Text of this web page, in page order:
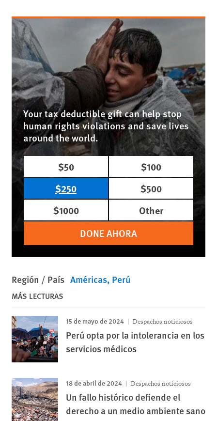
Your tax deductible gift can help stop
human rights violations and save lives
around the world.
$50
$100
$250
$500
$1000
Other
DONE AHORA
Región / País Américas Perú
MÁS LECTURAS
15 de mayo de 2024 Despachos noticiosos
Perú opta por la intolerancia en los
servicios médicos
18 de abril de 2024 Despachos noticiosos
Un fallo histórico defiende el
derecho a un medio ambiente sano